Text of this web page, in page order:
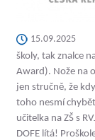
15.09.2025
školy, tak znalce
Award). Nože na
jen stručně, že
toho nesmí
učitelka na ZŠ s
DOFE lítá!